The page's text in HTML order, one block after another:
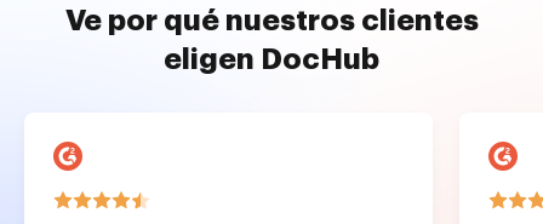
Ve por qué nuestros clientes
eligen DocHub